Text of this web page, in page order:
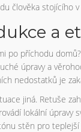
člověka stojícího
a
po příchodu
úpravy a
nedostatků je
jiná. Retuše
lokální úpravy
stěn pro